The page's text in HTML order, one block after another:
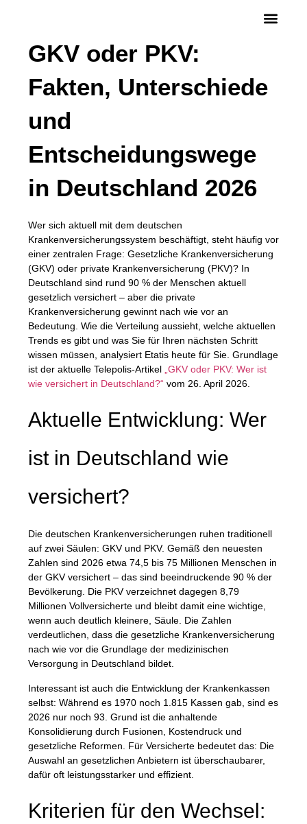
GKV oder PKV:
Fakten, Unterschiede
und
Entscheidungswege
in Deutschland 2026
Wer sich aktuell mit dem deutschen
Krankenversicherungssystem beschäftigt, steht häufig vor
einer zentralen Frage: Gesetzliche Krankenversicherung
(GKV) oder private Krankenversicherung (PKV)? In
Deutschland sind rund 90 % der Menschen aktuell
gesetzlich versichert – aber die private
Krankenversicherung gewinnt nach wie vor an
Bedeutung. Wie die Verteilung aussieht, welche aktuellen
Trends es gibt und was Sie für Ihren nächsten Schritt
wissen müssen, analysiert Etatisheute für Sie. Grundlage
ist der aktuelle Telepolis-Artikel „GKV oder PKV: Wer ist
wie versichert in Deutschland?“ vom 26. April 2026.
Aktuelle Entwicklung: Wer
ist in Deutschland wie
versichert?
Die deutschen Krankenversicherungen ruhen traditionell
auf zwei Säulen: GKV und PKV. Gemäß den neuesten
Zahlen sind 2026 etwa 74,5 bis 75 Millionen Menschen in
der GKV versichert – das sind beeindruckende 90 % der
Bevölkerung. Die PKV verzeichnet dagegen 8,79
Millionen Vollversicherte und bleibt damit eine wichtige,
wenn auch deutlich kleinere, Säule. Die Zahlen
verdeutlichen, dass die gesetzliche Krankenversicherung
nach wie vor die Grundlage der medizinischen
Versorgung in Deutschland bildet.
Interessant ist auch die Entwicklung der Krankenkassen
selbst: Während es 1970 noch 1.815 Kassen gab, sind es
2026 nur noch 93. Grund ist die anhaltende
Konsolidierung durch Fusionen, Kostendruck und
gesetzliche Reformen. Für Versicherte bedeutet das: Die
Auswahl an gesetzlichen Anbietern ist überschaubarer,
dafür oft leistungsstarker und effizient.
Kriterien für den Wechsel: